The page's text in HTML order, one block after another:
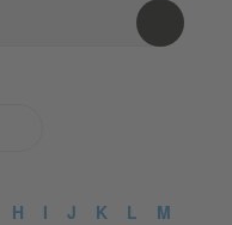
H I J K L
M